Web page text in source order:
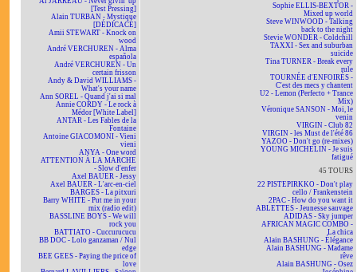
[Test Pressing]
Alain TURBAN - Mystique
[DÉDICACÉ]
Amii STEWART - Knock on
wood
André VERCHUREN - Alma
española
André VERCHUREN - Un
certain frisson
Andy & David WILLIAMS -
What's your name
Ann SOREL - Quand j'ai si mal
Annie CORDY - Le rock à
Médor [White Label]
ANTAR - Les Fables de la
Fontaine
Antoine GIACOMONI - Vieni
vieni
ANYA - One word
ATTENTION À LA MARCHE
- Slow d'enfer
Axel BAUER - Jessy
Axel BAUER - L'arc-en-ciel
BARGES - La pitxuri
Barry WHITE - Put me in your
mix (radio edit)
BASSLINE BOYS - We will
rock you
BATTIATO - Cuccurucucu
BB DOC - Lolo ganzaman / Nul
edge
BEE GEES - Paying the price of
love
Sophie ELLIS-BEXTOR -
Mixed up world
Steve WINWOOD - Talking
back to the night
Stevie WONDER - Coldchill
TAXXI - Sex and suburban
suicide
Tina TURNER - Break every
rule
TOURNÉE d'ENFOIRÉS -
C'est des mecs y chantent
U2 - Lemon (Perfecto + Trance
Mix)
Véronique SANSON - Moi, le
venin
VIRGIN - Club 82
VIRGIN - les Must de l'été 86
YAZOO - Don't go (re-mixes)
YOUNG MICHELIN - Je suis
fatigué
45 TOURS
22 PISTEPIRKKO - Don't play
cello / Frankenstein
2PAC - How do you want it
ABLETTES - Jeunesse sauvage
ADIDAS - Sky jumper
AFRICAN MAGIC COMBO -
La chica
Alain BASHUNG - Élégance
Alain BASHUNG - Madame
rêve
Alain BASHUNG - Osez